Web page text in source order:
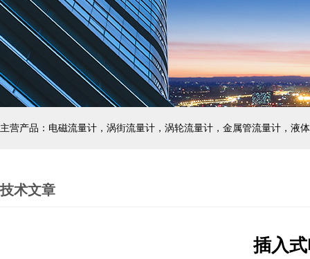
主营产品：电磁流量计，涡街流量计，涡轮流量计，金属管流量计，液
技术文章
插入